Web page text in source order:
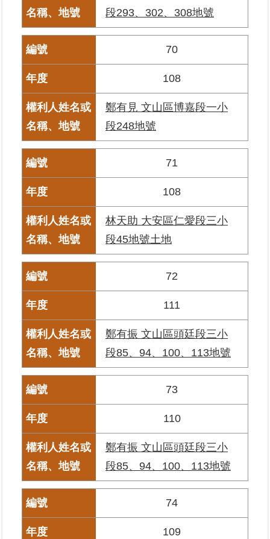
回
首
頁
English
陳
系
統
不
當
使
地
政
資
料
檢
舉
地
政
答
雙
語
詞
彙
北
通
隱
段293、302、308地號
70
108
鄭有見 文山區博嘉段一小
段248地號
71
108
林天助 大安區仁愛段三小
段45地號土地
72
111
鄭有振 文山區頭廷段三小
段85、94、100、113地號
73
110
鄭有振 文山區頭廷段三小
段85、94、100、113地號
74
109